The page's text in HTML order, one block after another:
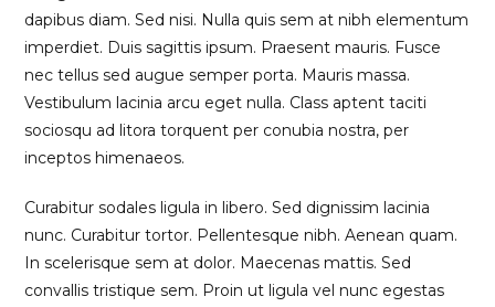
dapibus diam. Sed nisi. Nulla quis sem at nibh elementum
imperdiet. Duis sagittis ipsum. Praesent mauris. Fusce
nec tellus sed augue semper porta. Mauris massa.
Vestibulum lacinia arcu eget nulla. Class aptent taciti
sociosqu ad litora torquent per conubia nostra, per
inceptos himenaeos.
Curabitur sodales ligula in libero. Sed dignissim lacinia
nunc. Curabitur tortor. Pellentesque nibh. Aenean quam.
In scelerisque sem at dolor. Maecenas mattis. Sed
convallis tristique sem. Proin ut ligula vel nunc egestas